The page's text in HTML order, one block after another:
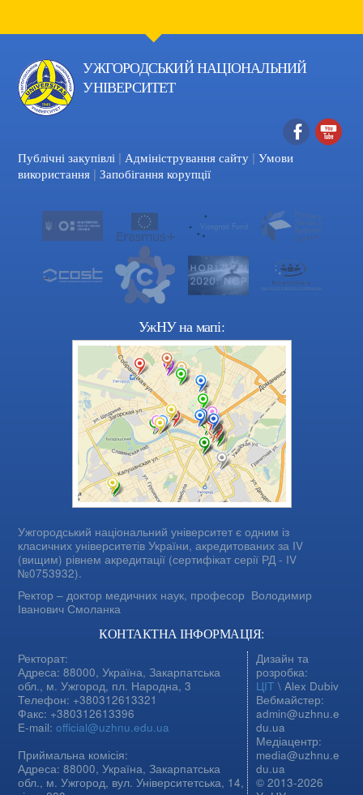
УЖГОРОДСЬКИЙ НАЦІОНАЛЬНИЙ
УНІВЕРСИТЕТ
Facebook
Публічні закупівлі | Адміністрування сайту | Умови
використання | Запобігання корупції
УжНУ на мапі:
Ужгородський національний університет є одним із
класичних університетів України, акредитованих за IV
(вищим) рівнем акредитації (сертифікат серії РД - IV
№0753932).
Ректор – доктор медичних наук, професор Володимир
Іванович Смоланка
КОНТАКТНА ІНФОРМАЦІЯ:
Ректорат:
Адреса: 88000, Україна, Закарпатська
обл., м. Ужгород, пл. Народна, 3
Телефон: +380312613321
Факс: +380312613396
E-mail:official@uzhnu.edu.ua
Приймальна комісія:
Адреса: 88000, Україна, Закарпатська
обл., м. Ужгород, вул. Університетська, 14,
Дизайн та
розробка:
ЦІТ \ Alex Dubiv
Вебмайстер:
admin@uzhnu.e
du.ua
Медіацентр:
media@uzhnu.e
du.ua
© 2013-2026